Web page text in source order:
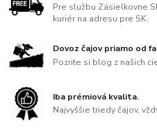
Pre službu Zásielkovne
kuriér na adresu pre SK.
Dovoz čajov priamo od
Pozrite si blog z našich
Iba prémiová kvalita.
Najvyššie triedy čajov,